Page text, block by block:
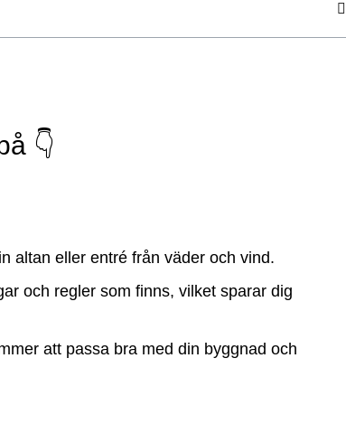
👇
altan eller entré från väder och vind.
och regler som finns, vilket sparar dig
att passa bra med din byggnad och